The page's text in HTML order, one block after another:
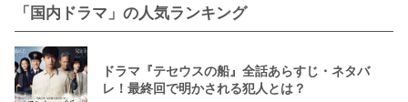
「国内ドラマ」の人気ランキング
ドラマ『テセウスの船』全話あらすじ・ネタバ
レ！最終回で明かされる犯人とは？